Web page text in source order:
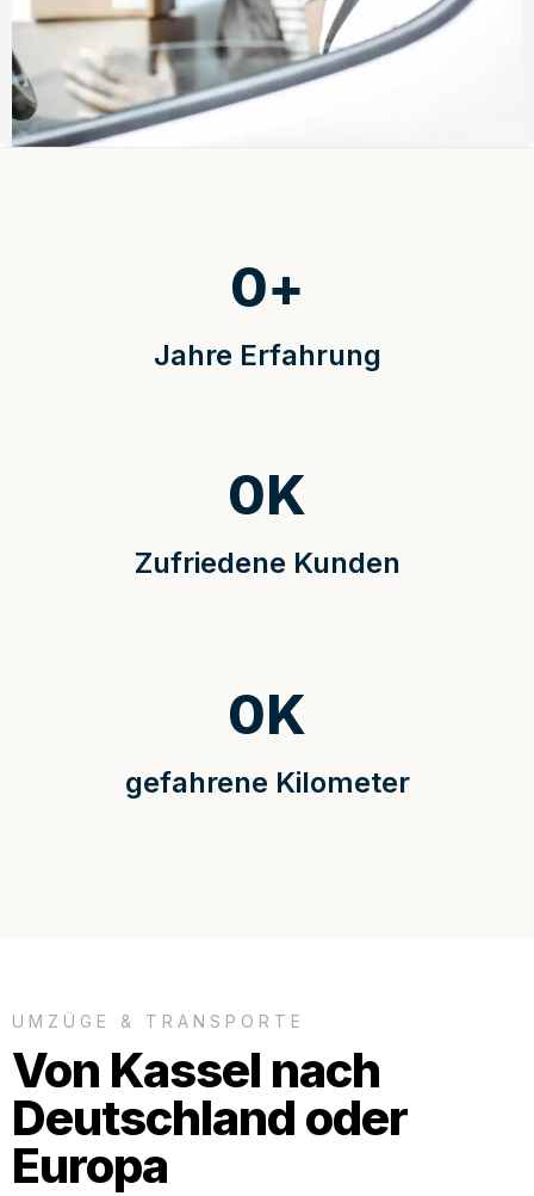
Jahre Erfahrung
0+
Zufriedene Kunden
0K
gefahrene Kilometer
0K
UMZÜGE & TRANSPORTE
Von Kassel nach
Deutschland oder
Europa